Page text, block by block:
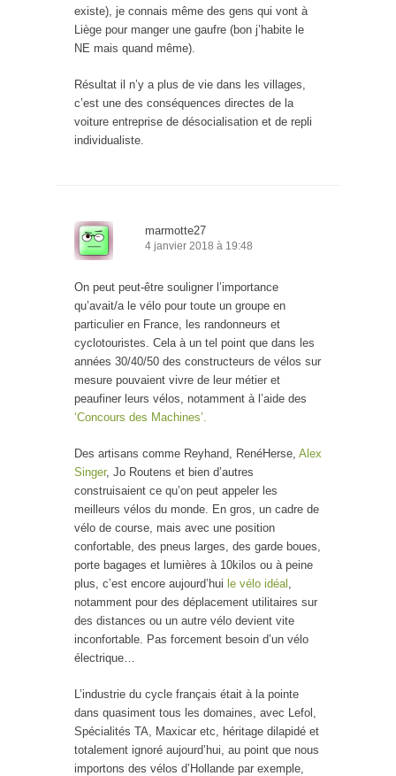
existe), je connais même des gens qui vont à
Liège pour manger une gaufre (bon j’habite le
NE mais quand même).
Résultat il n’y a plus de vie dans les villages,
c’est une des conséquences directes de la
voiture entreprise de désocialisation et de repli
individualiste.
marmotte27
4 janvier 2018 à 19:48
On peut peut-être souligner l’importance
qu’avait/a le vélo pour toute un groupe en
particulier en France, les randonneurs et
cyclotouristes. Cela à un tel point que dans les
années 30/40/50 des constructeurs de vélos sur
mesure pouvaient vivre de leur métier et
peaufiner leurs vélos, notamment à l’aide des
‘Concours des Machines’.
Des artisans comme Reyhand, RenéHerse, Alex
Singer, Jo Routens et bien d’autres
construisaient ce qu’on peut appeler les
meilleurs vélos du monde. En gros, un cadre de
vélo de course, mais avec une position
confortable, des pneus larges, des garde boues,
porte bagages et lumières à 10kilos ou à peine
plus, c’est encore aujourd’hui le vélo idéal
notamment pour des déplacement utilitaires sur
des distances ou un autre vélo devient vite
inconfortable. Pas forcement besoin d’un vélo
électrique…
L’industrie du cycle français était à la pointe
dans quasiment tous les domaines, avec Lefol,
Spécialités TA, Maxicar etc, héritage dilapidé et
totalement ignoré aujourd’hui, au point que nous
importons des vélos d’Hollande par exemple,